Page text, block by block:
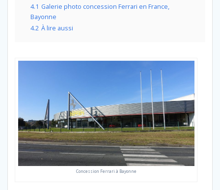
4.1 Galerie photo concession Ferrari en France,
Bayonne
4.2 À lire aussi
Concession Ferrari à Bayonne